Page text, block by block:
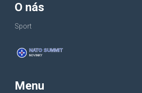
O nás
Sport
Menu